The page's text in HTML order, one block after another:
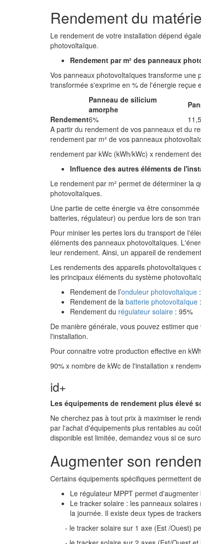
Rendement du
Le rendement de votre installation dépend
photovoltaïque.
Rendement par m² des panneaux
Vos panneaux photovoltaïques transforme
transformée s'exprime en % de l'énergie reçue
Panneau de silicium
amorphe
Rendement6%
A partir du rendement de vos panneaux et du
rendement par m² de vos panneaux
rendement par kWc (kWh/kWc) x rendement
Influence des autres éléments de
Le rendement par m² permet de déterminer la
photovoltaïques.
Une partie de cette énergie va être
batteries, régulateur) ou perdue lors de son
Pour miniser les pertes lors du transport de
éléments des panneaux photovoltaïques.
leur rendement. Ainsi, un appareil de
Les rendements des appareils
les principaux éléments du système
Rendement de l’onduleur photovoltaïque
Rendement de la batterie photovoltaïque
Rendement du régulateur solaire : 95%
De manière générale, vous pouvez estimer
l'installation.
Pour connaitre votre production effective en
90% x nombre de kWc de l'installation x
id+
Les équipements de rendement plus élevé
Ne cherchez pas à tout prix à maximiser le
par l'achat d'équipements plus rentables au
disponible est limitée, demandez vous si ce
Augmenter son
Certains équipements spécifiques permettent
Le régulateur MPPT permet
Le tracker solaire : les panneaux
la journée. Il existe deux types de
- le tracker solaire sur 1 axe (Est /Ouest)